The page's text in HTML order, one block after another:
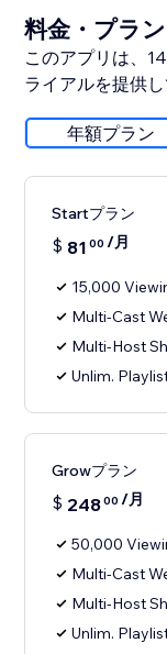
料金・プラン
このアプリは、
ライアルを提供
年額プラン
Startプラン
$ 81 00 /月
15,000
Multi-Cast
Multi-Host
Unlim.
Growプラン
$ 24800 /月
50,000
Multi-Cast
Multi-Host
Unlim.